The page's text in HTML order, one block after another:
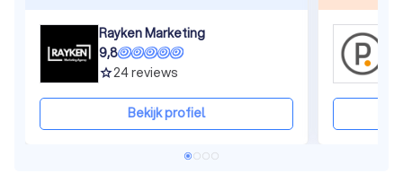
Rayken Marketing
9,8
grade24reviews
Bekijk profiel